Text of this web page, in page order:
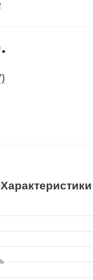
Характеристики